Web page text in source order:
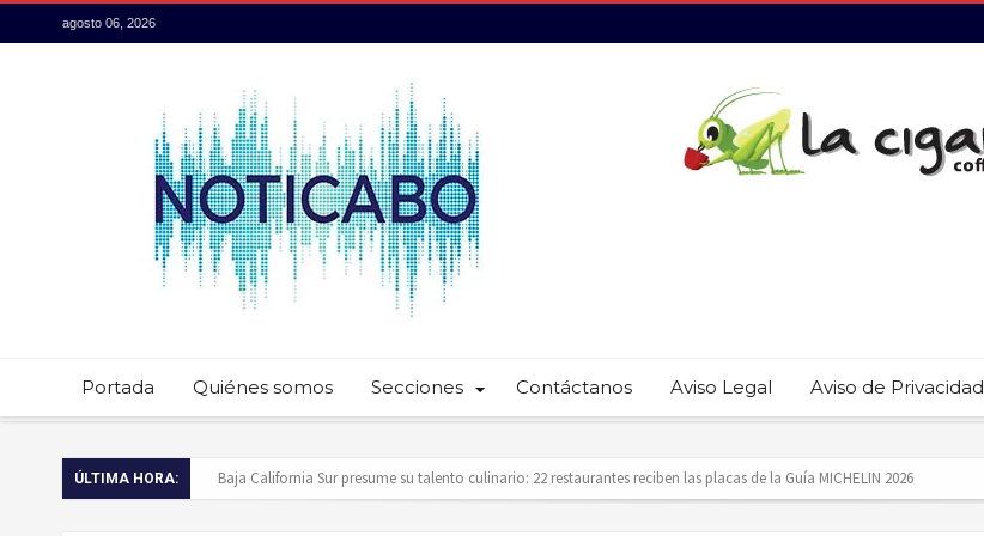
agosto 06, 2026
Portada Quiénes somos Secciones Contáctanos Aviso Legal Aviso de Privacidad
ÚLTIMA HORA:
Baja California Sur presume su talento culinario: 22 restaurantes reciben las placas de la Guía MICHELIN 2026